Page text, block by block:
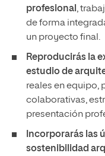
profesional ,
de forma
un proyecto final.
Reproducirás la
estudio de
reales en equipo,
colaborativas,
presentación
Incorporarás las
sostenibilidad